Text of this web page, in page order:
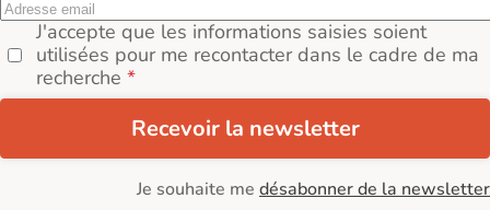
J'accepte que les informations saisies soient
utilisées pour me recontacter dans le cadre de ma
recherche
Recevoir la newsletter
Je souhaite me désabonner de la newsletter